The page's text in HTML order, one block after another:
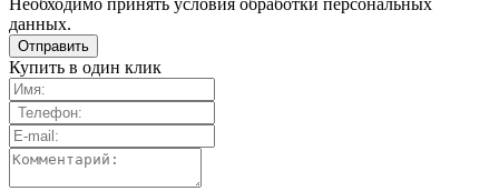
Необходимо принять условия обработки персональных
данных.
Купить в один клик